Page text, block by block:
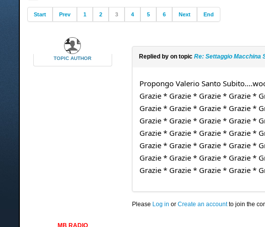
Start Prev 1 2 3 4 5 6 Next End
TOPIC AUTHOR Replied by on topic Re: Settaggio Macchina
Propongo Valerio Santo
Grazie * Grazie * Grazie * Grazie *
Grazie * Grazie * Grazie * Grazie *
Grazie * Grazie * Grazie * Grazie *
Grazie * Grazie * Grazie * Grazie *
Grazie * Grazie * Grazie * Grazie *
Grazie * Grazie * Grazie * Grazie *
Grazie * Grazie * Grazie * Grazie *
Please Log in or Create an accountto join the
MB RADIO